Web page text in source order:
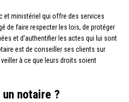
et ministériel qui offre des services
de faire respecter les lois, de protéger
et d’authentifier les actes qui lui sont
est de conseiller ses clients sur
à ce que leurs droits soient
notaire ?